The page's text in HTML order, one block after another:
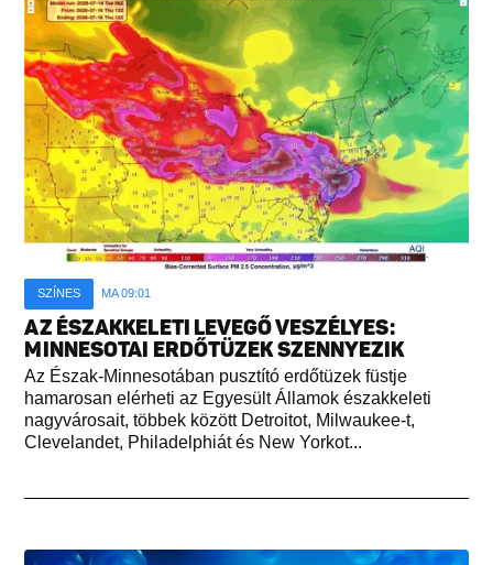
SZÍNES MA 09:01
AZ ÉSZAKKELETI LEVEGŐ VESZÉLYES:
MINNESOTAI ERDŐTÜZEK SZENNYEZIK
Az Észak-Minnesotában pusztító erdőtüzek füstje
hamarosan elérheti az Egyesült Államok északkeleti
nagyvárosait, többek között Detroitot, Milwaukee-t,
Clevelandet, Philadelphiát és New Yorkot...